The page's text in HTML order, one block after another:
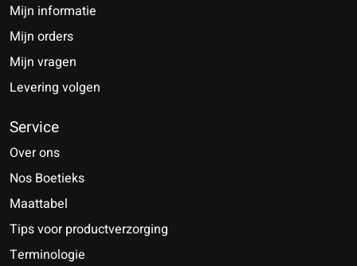
Mijn informatie
Mijn orders
Mijn vragen
Levering volgen
Service
Over ons
Nos Boetieks
Maattabel
Tips voor productverzorging
Terminologie